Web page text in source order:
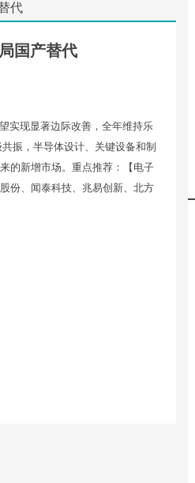
代
国产替代
实现显著边际改善，全年维持乐
振，半导体设计、关键设备和制
的新增市场。重点推荐：【电子
份、闻泰科技、兆易创新、北方